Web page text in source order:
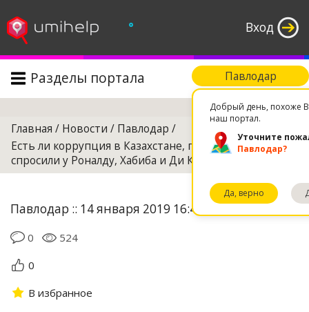
Вход
°
Павлодар
Добрый день, похоже
наш портал.
Уточните
Павлодар?
Да, верно
Разделы портала Поиск
Главная / Новости / Павлодар /
Есть ли коррупция в Казахстане, павлодарцы
спросили у Роналду, Хабиба и Ди Каприо
Павлодар :: 14 января 2019 16:44
0
524
0
В избранное